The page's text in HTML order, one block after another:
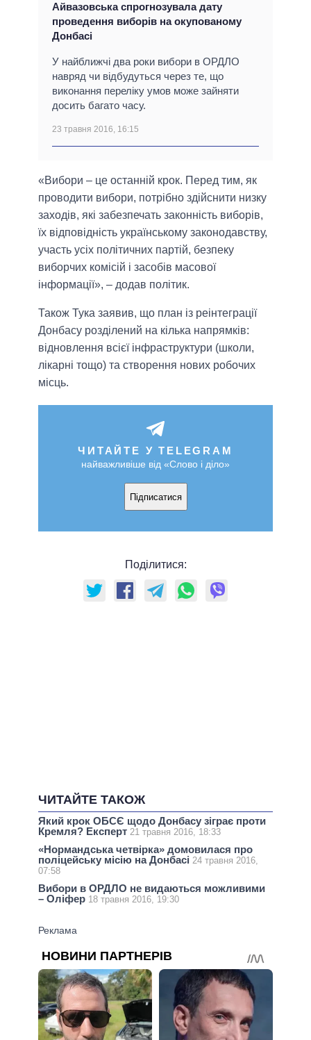
Айвазовська спрогнозувала дату
проведення виборів на окупованому
Донбасі
У найближчі два роки вибори в ОРДЛО
навряд чи відбудуться через те, що
виконання переліку умов може зайняти
досить багато часу.
23 травня 2016, 16:15
«Вибори – це останній крок. Перед тим, як
проводити вибори, потрібно здійснити низку
заходів, які забезпечать законність виборів,
їх відповідність українському законодавству,
участь усіх політичних партій, безпеку
виборчих комісій і засобів масової
інформації», – додав політик.
Також Тука заявив, що план із реінтеграції
Донбасу розділений на кілька напрямків:
відновлення всієї інфраструктури (школи,
лікарні тощо) та створення нових робочих
місць.
ЧИТАЙТЕ У TELEGRAM
найважливіше від «Слово і діло»
Підписатися
Поділитися:
ЧИТАЙТЕ ТАКОЖ
Який крок ОБСЄ щодо Донбасу зіграє проти
Кремля? Експерт 21 травня 2016, 18:33
«Нормандська четвірка» домовилася про
поліцейську місію на Донбасі 24 травня 2016,
07:58
Вибори в ОРДЛО не видаються можливими
– Оліфер 18 травня 2016, 19:30